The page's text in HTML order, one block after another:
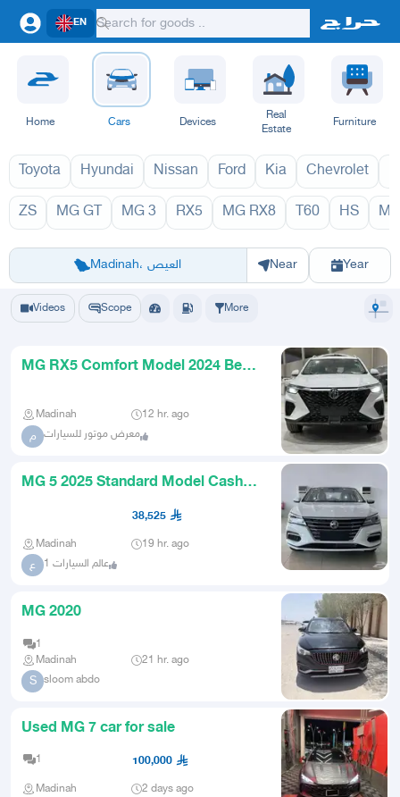
EN
Home Cars Devices
Real
Estate
Furniture
Toyota Hyundai Nissan Ford Kia Chevrolet
ZS MG GT MG 3 RX5 MG RX8 T60 HS
Madinah، العيص
Riyadh Eastern Region Makkah Hafar Al BatinMadinah
Near Year
MG 2027 MG
Videos Scope More
MG RX5 Comfort Model 2024 Best
Madinah 12 hr. ago
م معرض موتور للسيارات
MG 5 2025 Standard Model Cash
38,525
Madinah 19 hr. ago
ع عالم السيارات 1
MG 2020
1
Madinah
21 hr. ago
S sloom abdo
Used MG 7 car for sale
1 100,000
Madinah 2 days ago